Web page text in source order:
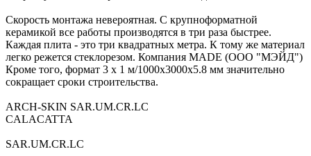
Скорость монтажа невероятная. С крупноформатной
керамикой все работы производятся в три раза быстрее.
Каждая плита - это три квадратных метра. К тому же материал
легко режется стеклорезом. Компания MADE (ООО "МЭЙД")
Кроме того, формат 3 х 1 м/1000x3000x5.8 мм значительно
сокращает сроки строительства.
ARCH-SKIN SAR.UM.CR.LC
CALACATTA
SAR.UM.CR.LC